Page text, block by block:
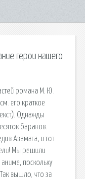
герои нашего
романа М. Ю.
его краткое
Однажды
баранов.
Азамата, и тот
Мы решили
поскольку
вышло, что за